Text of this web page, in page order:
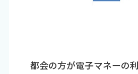
都会の方が電子マネーの利